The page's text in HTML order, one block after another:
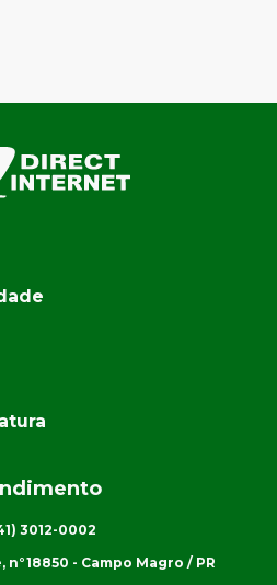
3012-0002
n°18850 - Campo Magro / PR